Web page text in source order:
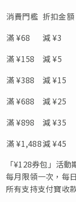
消費門檻 折扣金額
滿 ¥68
減 ¥3
滿 ¥158
減 ¥5
滿 ¥388
減 ¥15
滿 ¥688
減 ¥25
滿 ¥898
減 ¥35
滿 ¥1,488減 ¥45
「¥128券包」活
每月限領一次，每
所有支持支付寶收